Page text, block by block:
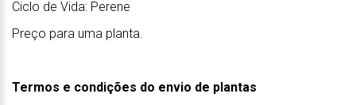
Ciclo de Vida: Perene
Preço para uma planta.
Termos e condições do envio de plantas